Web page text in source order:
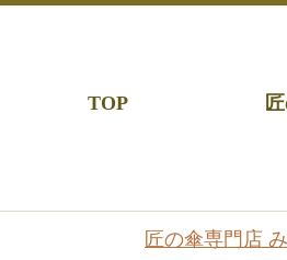
TOP
匠の傘専門店